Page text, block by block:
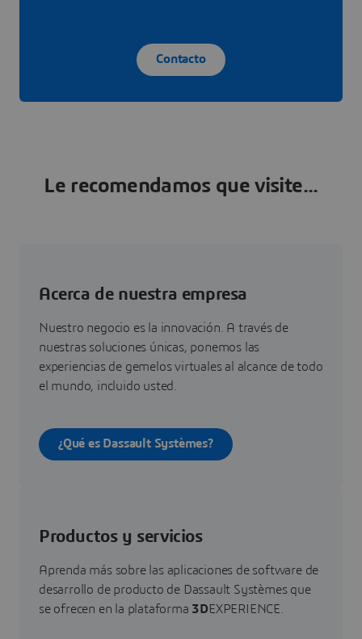
Contacto
Le recomendamos que visite...
Acerca de nuestra empresa
Nuestro negocio es la innovación. A través de
nuestras soluciones únicas, ponemos las
experiencias de gemelos virtuales al alcance de todo
el mundo, incluido usted.
¿Qué es Dassault Systèmes?
Productos y servicios
Aprenda más sobre las aplicaciones de software de
desarrollo de producto de Dassault Systèmes que
se ofrecen en la plataforma 3DEXPERIENCE.